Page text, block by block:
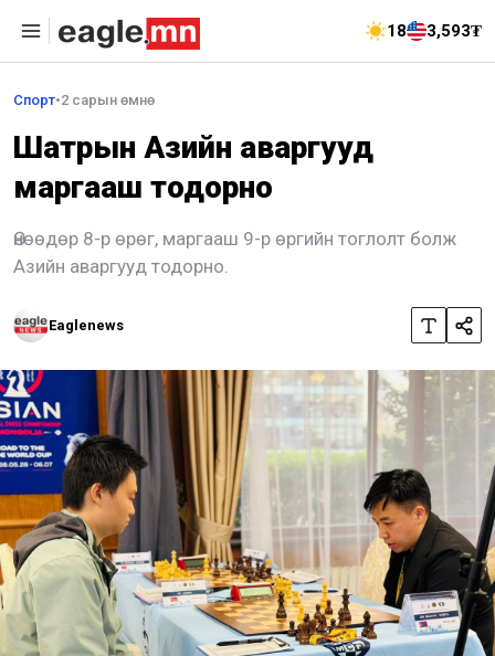
18 3,593₮
Спорт•2 сарын өмнө
Шатрын Азийн аваргууд
маргааш тодорно
Өнөөдөр 8-р өрөг, маргааш 9-р өргийн тоглолт болж
Азийн аваргууд тодорно.
Eaglenews